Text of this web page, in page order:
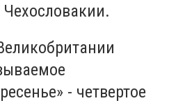
- четвертое